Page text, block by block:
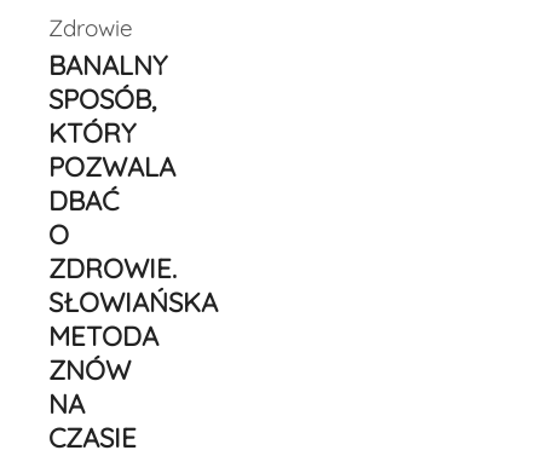
Zdrowie
BANALNY
SPOSÓB,
KTÓRY
POZWALA
DBAĆ
O
ZDROWIE.
SŁOWIAŃSKA
METODA
ZNÓW
NA
CZASIE